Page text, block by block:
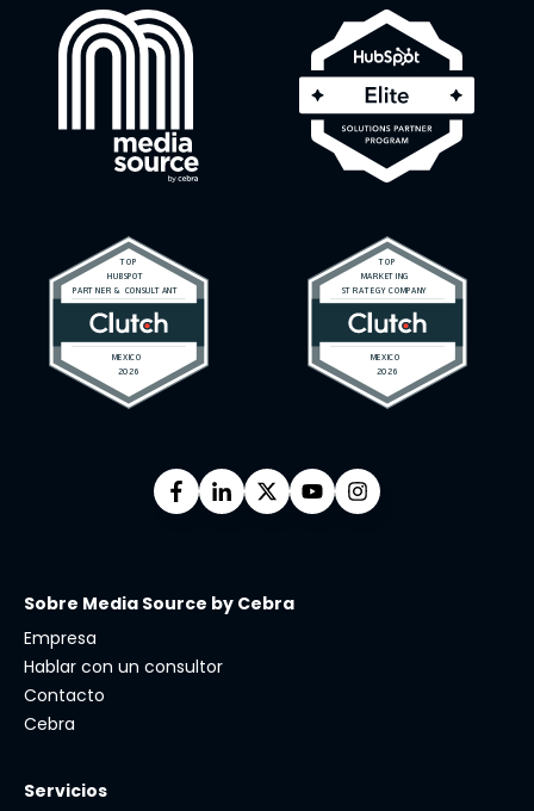
Sobre Media Source by Cebra
Empresa
Hablar con un consultor
Contacto
Cebra
Servicios